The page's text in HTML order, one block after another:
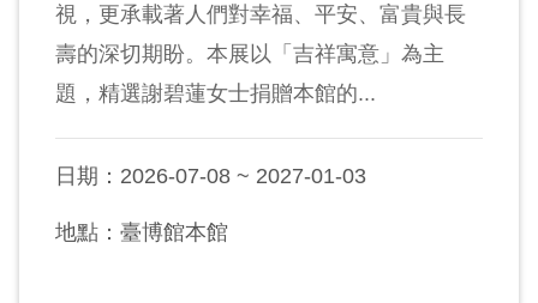
視，更承載著人們對幸福、平安、富貴與長
壽的深切期盼。本展以「吉祥寓意」為主
題，精選謝碧蓮女士捐贈本館的...
日期：2026-07-08 ~ 2027-01-03
地點：臺博館本館